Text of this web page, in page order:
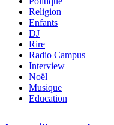
Religion
Enfants
DJ
Rire
Radio Campus
Interview
Noël
Musique
Education